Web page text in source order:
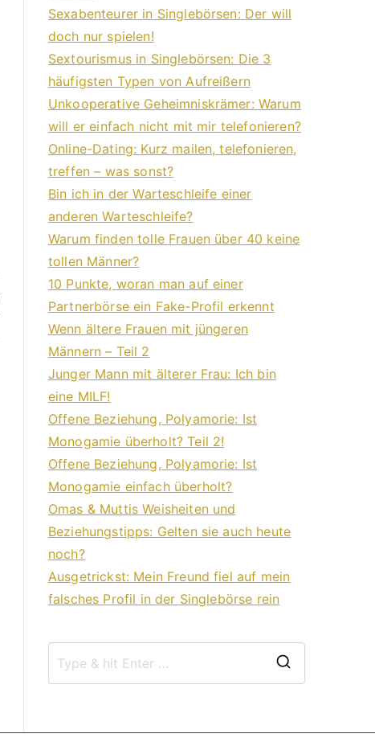
Sexabenteurer in Singlebörsen: Der will
doch nur spielen!
Sextourismus in Singlebörsen: Die 3
häufigsten Typen von Aufreißern
Unkooperative Geheimniskrämer: Warum
will er einfach nicht mit mir telefonieren?
Online-Dating: Kurz mailen, telefonieren,
treffen – was sonst?
Bin ich in der Warteschleife einer
anderen Warteschleife?
Warum finden tolle Frauen über 40 keine
tollen Männer?
10 Punkte, woran man auf einer
Partnerbörse ein Fake-Profil erkennt
Wenn ältere Frauen mit jüngeren
Männern – Teil 2
Junger Mann mit älterer Frau: Ich bin
eine MILF!
Offene Beziehung, Polyamorie: Ist
Monogamie überholt? Teil 2!
Offene Beziehung, Polyamorie: Ist
Monogamie einfach überholt?
Omas & Muttis Weisheiten und
Beziehungstipps: Gelten sie auch heute
noch?
Ausgetrickst: Mein Freund fiel auf mein
falsches Profil in der Singlebörse rein
e
c